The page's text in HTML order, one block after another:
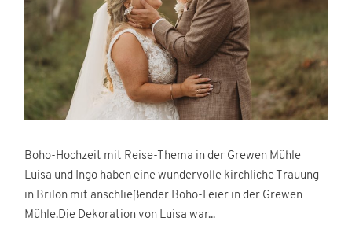
Boho-Hochzeit mit Reise-Thema in der Grewen Mühle
Luisa und Ingo haben eine wundervolle kirchliche Trauung
in Brilon mit anschließender Boho-Feier in der Grewen
Mühle.Die Dekoration von Luisa war...